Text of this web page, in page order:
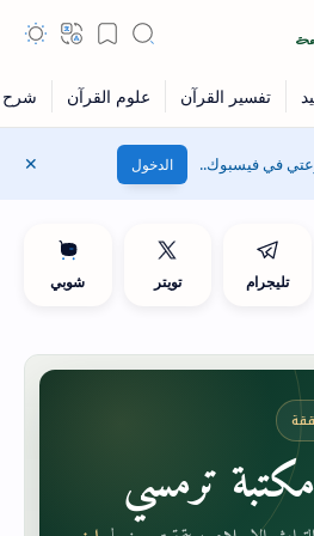
في فيسبوك.. الدخول
تليجرام تويتر شوبي
ترمسي